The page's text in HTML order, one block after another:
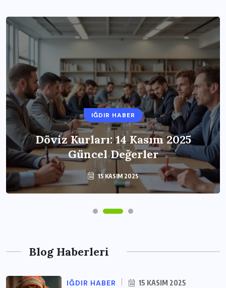
IĞDIR HABER
Döviz Kurları: 14 Kasım 2025
Güncel Değerler
15 KASIM 2025
Blog Haberleri
IĞDIR HABER 15 KASIM 2025